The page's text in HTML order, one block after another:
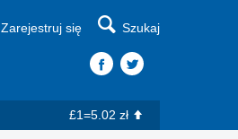
Zarejestruj się Szukaj
£1=5.02 zł